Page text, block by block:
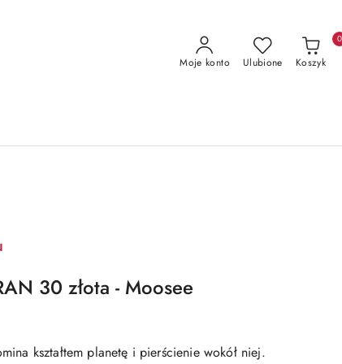
Moje konto Ulubione Koszyk
0
30 złota - Moosee
kształtem planetę i pierścienie wokół niej.